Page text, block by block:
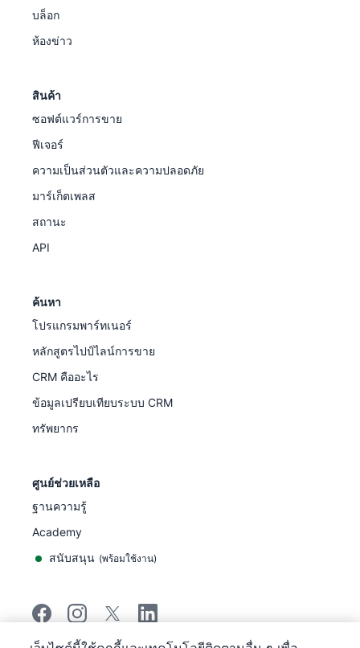
บล็อก
ห้องข่าว
สินค้า
ซอฟต์แวร์การขาย
ฟีเจอร์
ความเป็นส่วนตัวและความปลอดภัย
มาร์เก็ตเพลส
สถานะ
API
ค้นหา
โปรแกรมพาร์ทเนอร์
หลักสูตรไปป์ไลน์การขาย
CRM คืออะไร
ข้อมูลเปรียบเทียบระบบ CRM
ทรัพยากร
ศูนย์ช่วยเหลือ
ฐานความรู้
Academy
สนับสนุน (พร้อมใช้งาน)